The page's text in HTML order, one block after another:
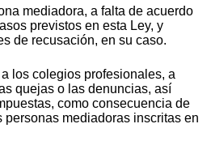
mediadora, a falta de acuerdo
previstos en esta Ley, y
de recusación, en su caso.
los colegios profesionales, a
quejas o las denuncias, así
como consecuencia de
personas mediadoras inscritas en